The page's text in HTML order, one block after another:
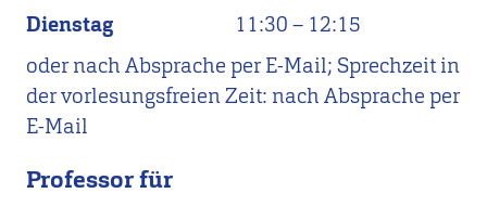
Dienstag 11:30 – 12:15
oder nach Absprache per E-Mail; Sprechzeit in
der vorlesungsfreien Zeit: nach Absprache per
E-Mail
Professor für